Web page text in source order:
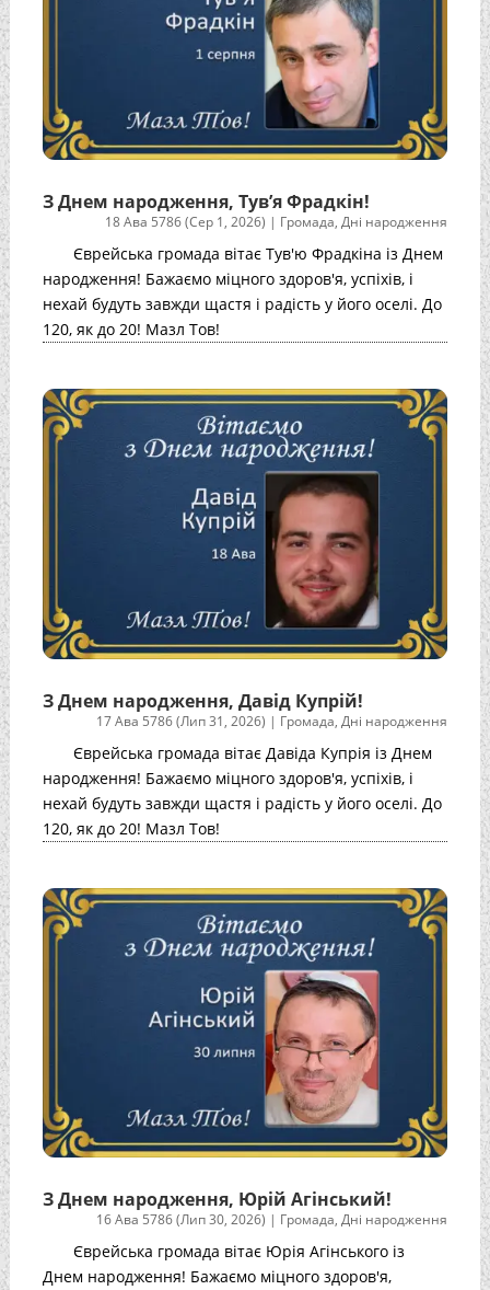
З Днем народження, Тув’я Фрадкін!
18 Ава 5786 (Сер 1, 2026) | Громада,Дні народження
Єврейська громада вітає Тув'ю Фрадкіна із Днем
народження! Бажаємо міцного здоров'я, успіхів, і
нехай будуть завжди щастя і радість у його оселі. До
120, як до 20! Мазл Тов!
З Днем народження, Давід Купрій!
17 Ава 5786 (Лип 31, 2026) | Громада,Дні народження
Єврейська громада вітає Давіда Купрія із Днем
народження! Бажаємо міцного здоров'я, успіхів, і
нехай будуть завжди щастя і радість у його оселі. До
120, як до 20! Мазл Тов!
З Днем народження, Юрій Агінський!
16 Ава 5786 (Лип 30, 2026) | Громада,Дні народження
Єврейська громада вітає Юрія Агінського із
Днем народження! Бажаємо міцного здоров'я,